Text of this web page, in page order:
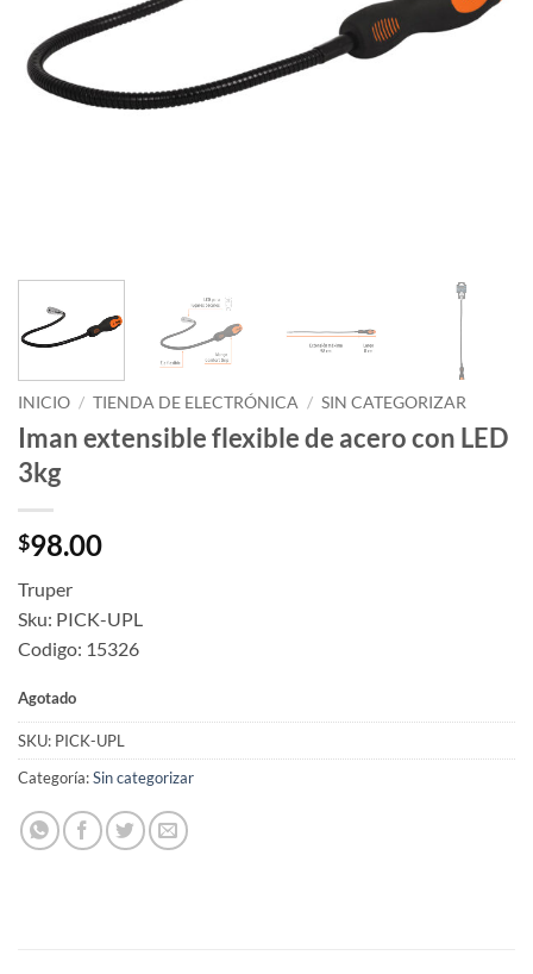
INICIO / TIENDA DE ELECTRÓNICA / SIN CATEGORIZAR
Iman extensible flexible de acero con LED
3kg
$98.00
Truper
Sku: PICK-UPL
Codigo: 15326
Agotado
SKU: PICK-UPL
Categoría:Sin categorizar